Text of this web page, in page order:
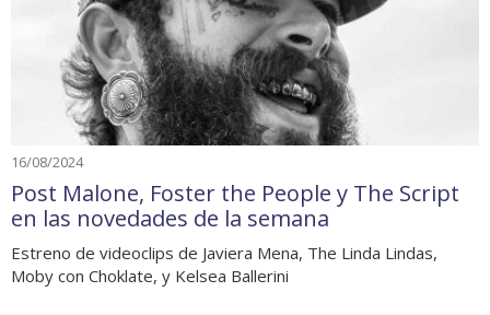
16/08/2024
Post Malone, Foster the People y The Script
en las novedades de la semana
Estreno de videoclips de Javiera Mena, The Linda Lindas,
Moby con Choklate, y Kelsea Ballerini